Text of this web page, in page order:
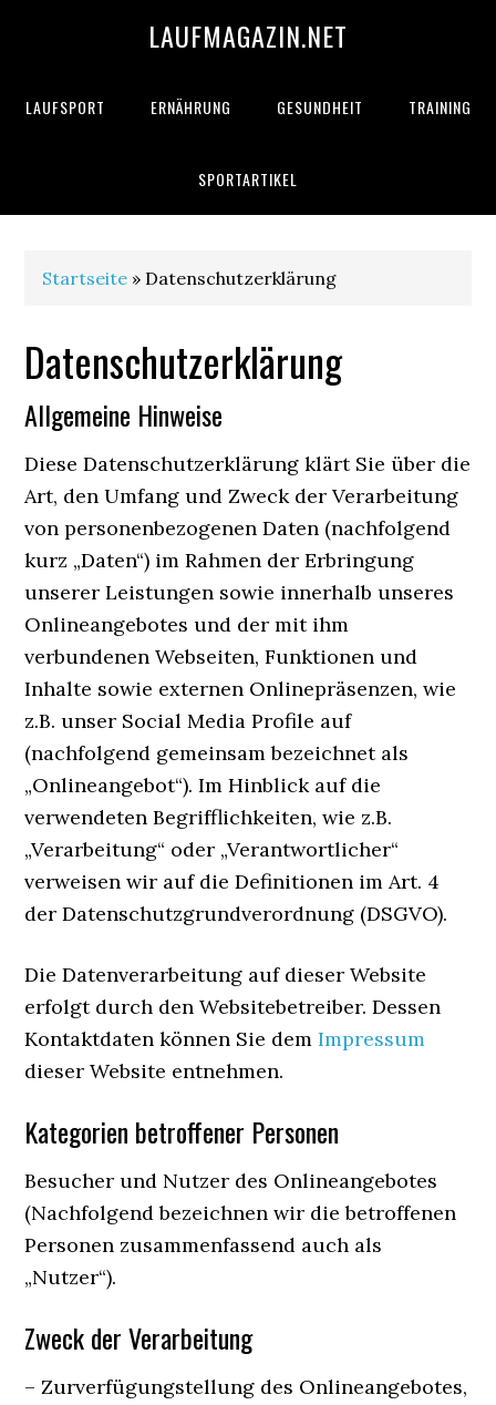
LAUFMAGAZIN.NET
LAUFSPORT ERNÄHRUNG GESUNDHEIT TRAINING
SPORTARTIKEL
Startseite » Datenschutzerklärung
Datenschutzerklärung
Allgemeine Hinweise
Diese Datenschutzerklärung klärt Sie über die
Art, den Umfang und Zweck der Verarbeitung
von personenbezogenen Daten (nachfolgend
kurz „Daten“) im Rahmen der Erbringung
unserer Leistungen sowie innerhalb unseres
Onlineangebotes und der mit ihm
verbundenen Webseiten, Funktionen und
Inhalte sowie externen Onlinepräsenzen, wie
z.B. unser Social Media Profile auf
(nachfolgend gemeinsam bezeichnet als
„Onlineangebot“). Im Hinblick auf die
verwendeten Begrifflichkeiten, wie z.B.
„Verarbeitung“ oder „Verantwortlicher“
verweisen wir auf die Definitionen im Art. 4
der Datenschutzgrundverordnung (DSGVO).
Die Datenverarbeitung auf dieser Website
erfolgt durch den Websitebetreiber. Dessen
Kontaktdaten können Sie demImpressum
dieser Website entnehmen.
Kategorien betroffener Personen
Besucher und Nutzer des Onlineangebotes
(Nachfolgend bezeichnen wir die betroffenen
Personen zusammenfassend auch als
„Nutzer“).
Zweck der Verarbeitung
– Zurverfügungstellung des Onlineangebotes,